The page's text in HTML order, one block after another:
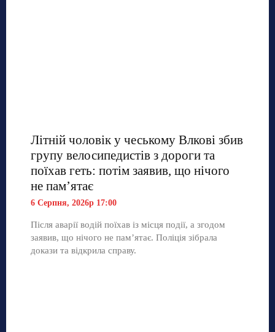
Літній чоловік у чеському Влкові збив
групу велосипедистів з дороги та
поїхав геть: потім заявив, що нічого
не пам’ятає
6 Серпня, 2026р 17:00
Після аварії водій поїхав із місця події, а згодом
заявив, що нічого не пам’ятає. Поліція зібрала
докази та відкрила справу.